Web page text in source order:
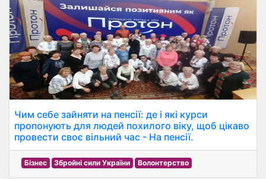
Чим себе зайняти на пенсії: де і які курси
пропонують для людей похилого віку, щоб цікаво
провести своє вільний час - На пенсії.
Бізнес Збройні сили України Волонтерство